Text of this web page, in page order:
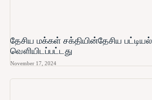
தேசிய மக்கள் சக்தியின்தேசிய பட்டியல்
வௌியிடப்பட்டது
November 17, 2024